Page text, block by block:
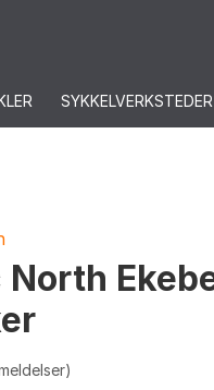
SYKKELVERKSTEDER